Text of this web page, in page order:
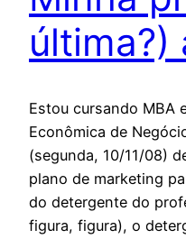
última?)
Estou cursando MBA
Econômica de
(segunda, 10/11/08)
plano de marketing
do detergente do
figura, figura), o